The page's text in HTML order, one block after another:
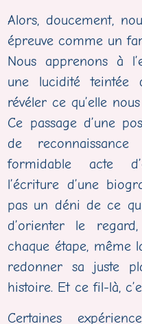
Alors, doucement,
épreuve comme un
Nous apprenons à
une lucidité teintée
révéler ce qu’elle
Ce passage d’une
de
formidable acte
l’écriture d’une
pas un déni de ce
d’orienter le
chaque étape, même
redonner sa juste
histoire. Et ce fil-là,
Certaines